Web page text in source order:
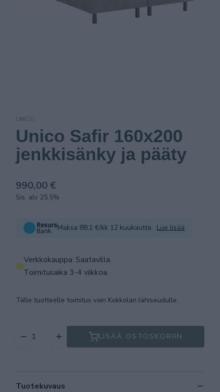
UNICO
Unico Safir 160x200
jenkkisänky ja pääty
990,00 €
Sis. alv 25.5%
Maksa 88.1 €/kk 12 kuukautta. Lue lisää
Verkkokauppa: Saatavilla.
Toimitusaika 3-4 viikkoa.
Tälle tuotteelle toimitus vain Kokkolan lähiseudulle.
LISÄÄ OSTOSKORIIN
Tuotekuvaus